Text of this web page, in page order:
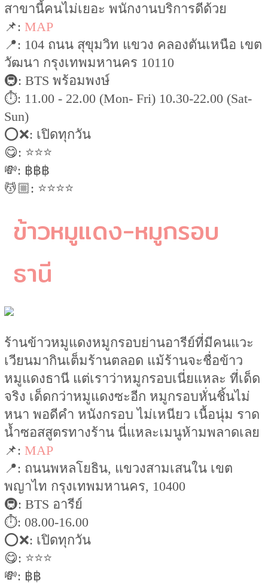
สาขานี้คนไม่เยอะ พนักงานบริการดีด้วย
📌:MAP
📍: 104 ถนน สุขุมวิท แขวง คลองตันเหนือ เขต
วัฒนา กรุงเทพมหานคร 10110
🚇: BTS พร้อมพงษ์
⏱: 11.00 - 22.00 (Mon- Fri) 10.30-22.00 (Sat-
Sun)
⭕️❌: เปิดทุกวัน
😋: ⭐️⭐️⭐️
💸: ฿฿฿
💆🏼: ⭐️⭐️⭐️⭐️
ข้าวหมูแดง-หมูกรอบ
ธานี
ร้านข้าวหมูแดงหมูกรอบย่านอารีย์ที่มีคนแวะ
เวียนมากินเต็มร้านตลอด แม้ร้านจะชื่อข้าว
หมูแดงธานี แต่เราว่าหมูกรอบเนี่ยแหละ ที่เด็ด
จริง เด็ดกว่าหมูแดงซะอีก หมูกรอบหั่นชิ้นไม่
หนา พอดีคำ หนังกรอบ ไม่เหนียว เนื้อนุ่ม ราด
น้ำซอสสูตรทางร้าน นี่แหละเมนูห้ามพลาดเลย
📌:MAP
📍: ถนนพหลโยธิน, แขวงสามเสนใน เขต
พญาไท กรุงเทพมหานคร, 10400
🚇: BTS อารีย์
⏱: 08.00-16.00
⭕️❌: เปิดทุกวัน
😋: ⭐️⭐️⭐️
💸: ฿฿